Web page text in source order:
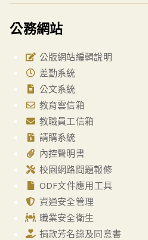
公務網站
公版網站編輯說明
差勤系統
公文系統
教育雲信箱
教職員工信箱
請購系統
內控聲明書
校園網路問題報修
ODF文件應用工具
資通安全管理
職業安全衛生
捐款芳名錄及同意書